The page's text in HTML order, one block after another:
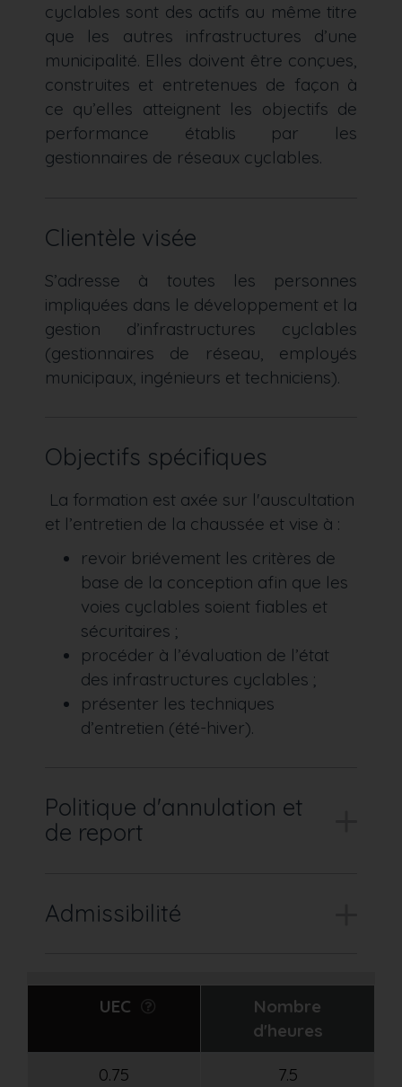
cyclables sont des actifs au même titre
que les autres infrastructures d’une
municipalité. Elles doivent être conçues,
construites et entretenues de façon à
ce qu’elles atteignent les objectifs de
performance établis par les
gestionnaires de réseaux cyclables.
Clientèle visée
S’adresse à toutes les personnes
impliquées dans le développement et la
gestion d’infrastructures cyclables
(gestionnaires de réseau, employés
municipaux, ingénieurs et techniciens).
Objectifs spécifiques
La formation est axée sur l'auscultation
et l’entretien de la chaussée et vise à :
revoir briévement les critères de
base de la conception afin que les
voies cyclables soient fiables et
sécuritaires ;
procéder à l’évaluation de l’état
des infrastructures cyclables ;
présenter les techniques
d’entretien (été-hiver).
Politique d'annulation et
de report
Admissibilité
UEC
Nombre
d'heures
0.75 7.5